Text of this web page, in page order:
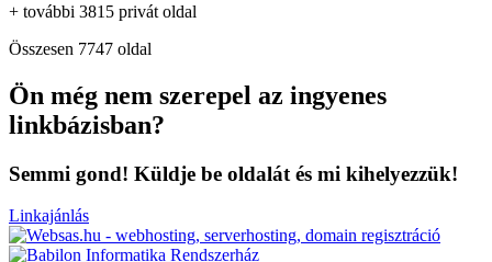
+ további 3815 privát oldal
Összesen 7747 oldal
Ön még nem szerepel az ingyenes
linkbázisban?
Semmi gond! Küldje be oldalát és mi kihelyezzük!
Linkajánlás